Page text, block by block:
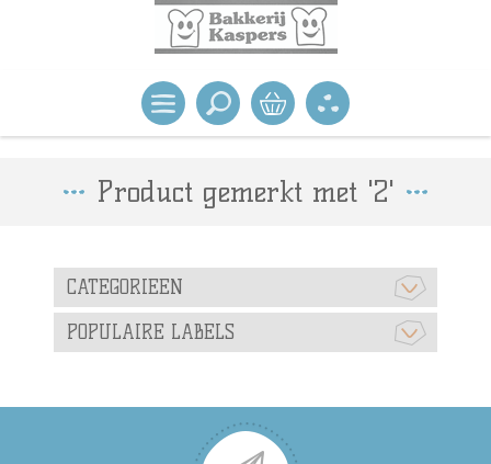
Product gemerkt met '2'
CATEGORIEEN
POPULAIRE LABELS